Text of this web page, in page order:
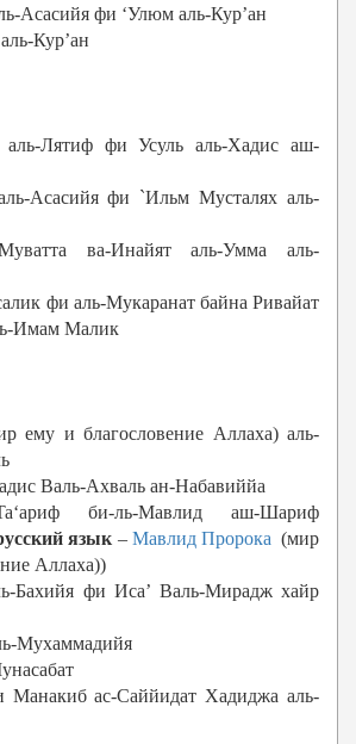
Асасийя фи ‘Улюм аль-Кур’ан
Кур’ан
Лятиф фи Усуль аль-Хадис аш-
Асасийя фи `Ильм Мусталях аль-
ва-Инайят аль-Умма аль-
фи аль-Мукаранат байна Ривайат
Имам Малик
ему и благословение Аллаха) аль-
Валь-Ахваль ан-Набавиййа
би-ль-Мавлид аш-Шариф
язык – Мавлид Пророка (мир
Аллаха))
Бахийя фи Иса’ Валь-Мирадж хайр
Мухаммадийя
ас-Саййидат Хадиджа аль-